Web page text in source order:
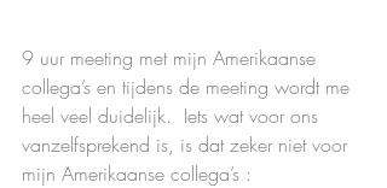
9 uur meeting met mijn Amerikaanse
collega’s en tijdens de meeting wordt me
heel veel duidelijk.  Iets wat voor ons
vanzelfsprekend is, is dat zeker niet voor
mijn Amerikaanse collega’s :